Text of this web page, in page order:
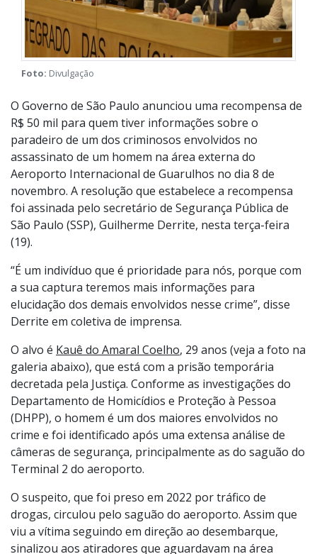
Foto:Divulgação
O Governo de São Paulo anunciou uma recompensa de
R$ 50 mil para quem tiver informações sobre o
paradeiro de um dos criminosos envolvidos no
assassinato de um homem na área externa do
Aeroporto Internacional de Guarulhos no dia 8 de
foi assinada pelo secretário de Segurança Pública de
São Paulo (SSP), Guilherme Derrite, nesta terça-feira
(19).
a sua captura teremos mais informações para
elucidação dos demais envolvidos nesse crime”, disse
Derrite em coletiva de imprensa.
O alvo éKauê do Amaral Coelho, 29 anos (veja a foto na
galeria abaixo), que está com a prisão temporária
decretada pela Justiça. Conforme as investigações do
Departamento de Homicídios e Proteção à Pessoa
crime e foi identificado após uma extensa análise de
câmeras de segurança, principalmente as do saguão do
Terminal 2 do aeroporto.